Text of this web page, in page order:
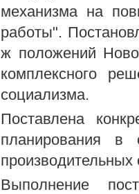
механизма на
работы".
ж положений
комплексного
социализма.
Поставлена
планирования в
производительных
Выполнение